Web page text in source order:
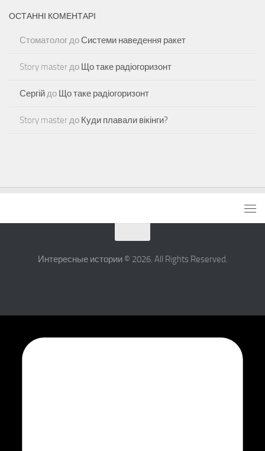
ОСТАННІ КОМЕНТАРІ
СтоматологдоСистеми наведення ракет
Story masterдо Що таке радіогоризонт
Сергійдо Що таке радіогоризонт
Story masterдо Куди плавали вікінги?
Интересные истории © 2026. All Rights Reserved.